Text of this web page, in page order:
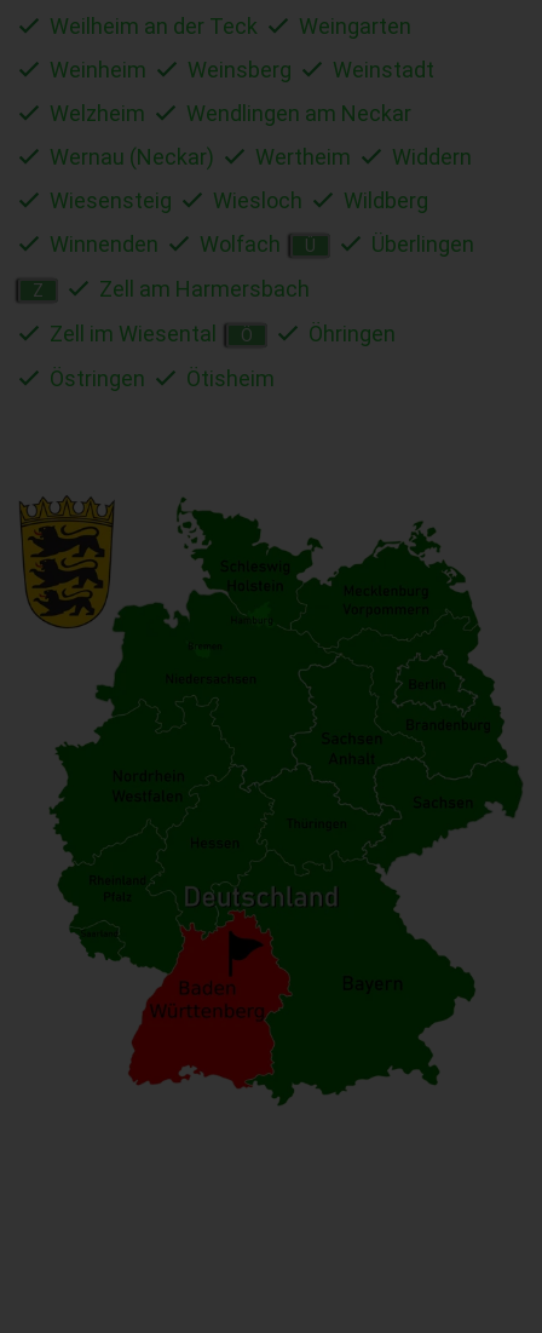
Weilheim an der Teck
Weingarten
Weinheim
Weinsberg
Weinstadt
Welzheim
Wendlingen am Neckar
Wernau (Neckar)
Wertheim
Widdern
Wiesensteig
Wiesloch
Wildberg
Winnenden
Wolfach Ü Überlingen
Z
Zell am Harmersbach
Zell im Wiesental
Ö
Öhringen
Östringen
Ötisheim